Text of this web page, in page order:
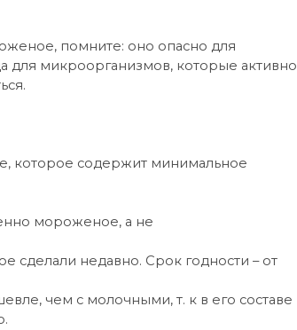
помните: оно опасно для
для микроорганизмов, которые активно
которое содержит минимальное
мороженое, а не
сделали недавно. Срок годности – от
чем с молочными, т. к в его составе